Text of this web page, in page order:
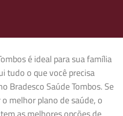
é ideal para sua família
tudo o que você precisa
Bradesco Saúde Tombos. Se
melhor plano de saúde, o